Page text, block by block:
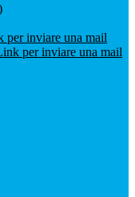
per inviare una mail
per inviare una mail